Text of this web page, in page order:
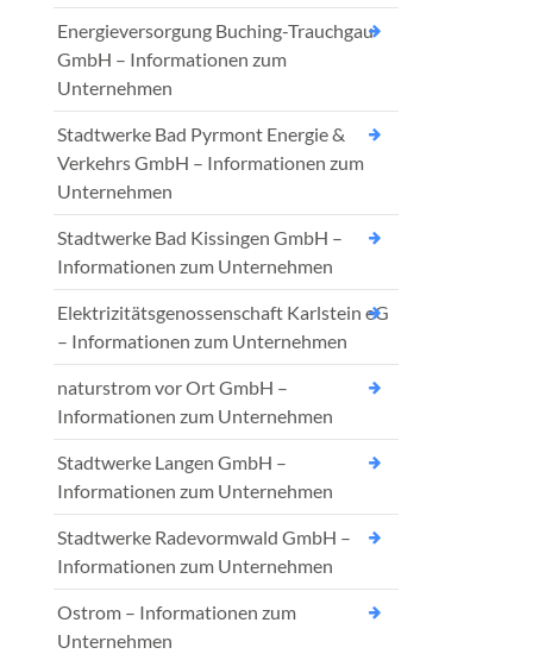
Energieversorgung Buching-Trauchgau
GmbH – Informationen zum
Unternehmen
Stadtwerke Bad Pyrmont Energie &
Verkehrs GmbH – Informationen zum
Unternehmen
Stadtwerke Bad Kissingen GmbH –
Informationen zum Unternehmen
Elektrizitätsgenossenschaft Karlstein eG
– Informationen zum Unternehmen
naturstrom vor Ort GmbH –
Informationen zum Unternehmen
Stadtwerke Langen GmbH –
Informationen zum Unternehmen
Stadtwerke Radevormwald GmbH –
Informationen zum Unternehmen
Ostrom – Informationen zum
Unternehmen